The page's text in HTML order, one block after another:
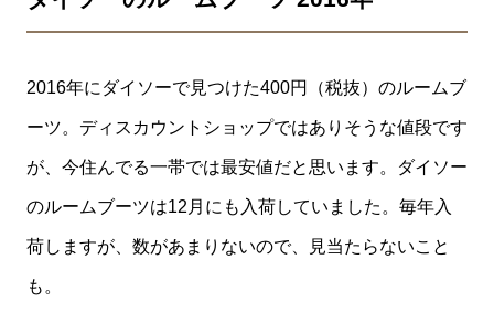
2016年にダイソーで見つけた400円（税抜）のルームブ
ーツ。ディスカウントショップではありそうな値段です
が、今住んでる一帯では最安値だと思います。ダイソー
のルームブーツは12月にも入荷していました。毎年入
荷しますが、数があまりないので、見当たらないこと
も。